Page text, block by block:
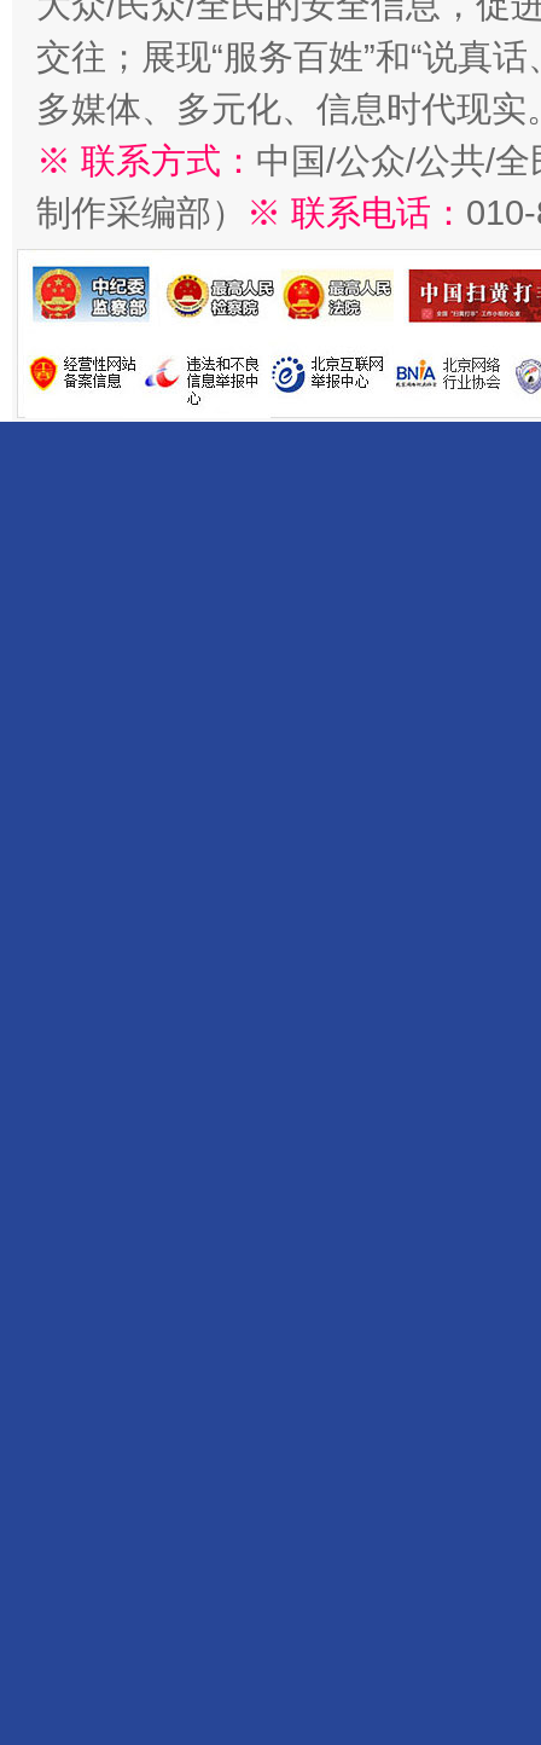
交往；展现“服务百姓”和“说真
多媒体、多元化、信息时代现实
※ 联系方式： 中国/公众/公共/
制作采编部）
※ 联系电话：